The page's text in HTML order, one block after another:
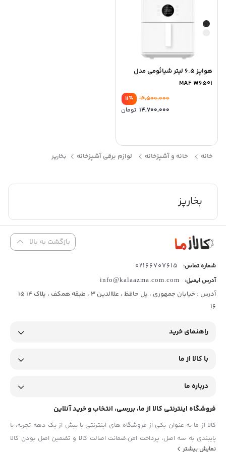
هواپز 6.5 لیتر شیائومی مدل
MAF W6501
٪11
16,500,000
14,700,000 تومان
خانه خانه و آشپزخانه لوازم برقی آشپزخانه بخارپز
بخارپز
بازگشت به بالا
شماره تماس: 02166707615
آدرس ایمیل: info@kalaazma.com.com
آدرس : خیابان جمهوری ، پل حافظ ، علاالدین 3 ، طبقه همکف ، پلاک 14 15
16
راهنمای خرید
با کالا از ما
درباره ما
فروشگاه اینترنتی کالا از ما، بررسی، انتخاب و خرید آنلاین
کالا از ما به عنوان یکی از فروشگاه های اینترنتی با بیش از یک دهه تجربه، با
پایبندی به سه اصل، پرداخت امن،ضمانت اصالت کالا و تضمین اصل‌ بودن کالا
نمایش بیشتر